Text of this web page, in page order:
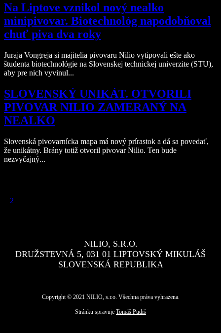
Na Liptove vznikol nový nealko
minipivovar. Biotechnológ napodobňoval
chuť piva dva roky
Juraja Vongreja si majitelia pivovaru Nilio vytipovali ešte ako
študenta biotechnológie na Slovenskej technickej univerzite (STU),
aby pre nich vyvinul...
SLOVENSKÝ UNIKÁT. OTVORILI
PIVOVAR NILIO ZAMERANÝ NA
NEALKO
Slovenská pivovarnícka mapa má nový prírastok a dá sa povedať,
že unikátny. Brány totiž otvoril pivovar Nilio. Ten bude
nezvyčajný...
2
NILIO, S.R.O.
DRUŽSTEVNÁ 5, 031 01 LIPTOVSKÝ MIKULÁŠ
SLOVENSKÁ REPUBLIKA
Copyright © 2021 NILIO, s.r.o. Všechna práva vyhrazena.
Stránku spravuje Tomáš Pudiš